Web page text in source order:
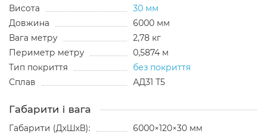
Висота
30 мм
Довжина
6000 мм
Вага метру
2,78 кг
Периметр метру
0,5874 м
Тип покриття
без покриття
Сплав
АД31 Т5
Габарити і вага
Габарити (ДхШхВ):
6000×120×30 мм